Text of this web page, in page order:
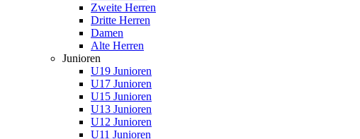
Zweite Herren
Dritte Herren
Damen
Alte Herren
Junioren
U19 Junioren
U17 Junioren
U15 Junioren
U13 Junioren
U12 Junioren
U11 Junioren